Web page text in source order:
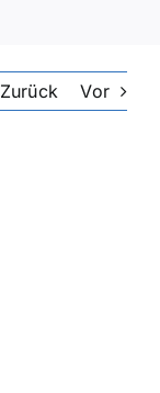
Zurück Vor